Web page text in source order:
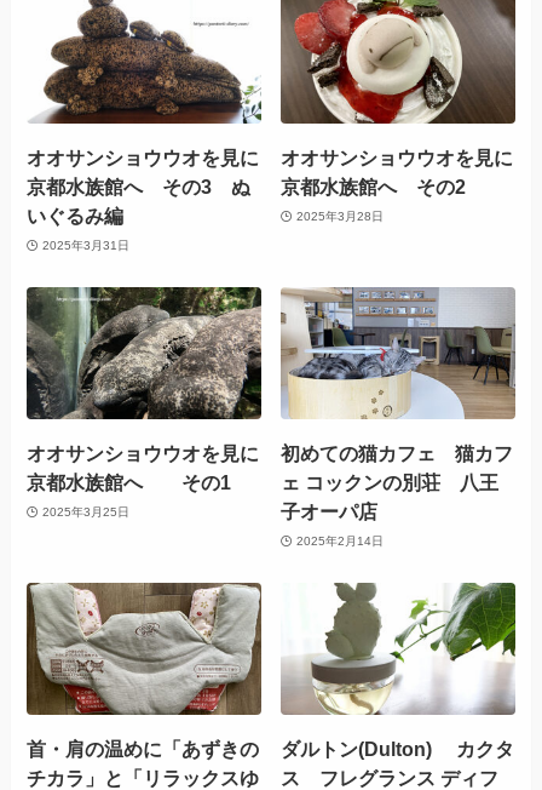
オオサンショウウオを見に
京都水族館へ その3 ぬ
いぐるみ編
2025年3月31日
オオサンショウウオを見に
京都水族館へ その2
2025年3月28日
オオサンショウウオを見に
京都水族館へ その1
2025年3月25日
初めての猫カフェ 猫カフ
ェ コックンの別荘 八王
子オーパ店
2025年2月14日
首・肩の温めに「あずきの
チカラ」と「リラックスゆ
ダルトン(Dulton) カクタ
ス フレグランス ディフ